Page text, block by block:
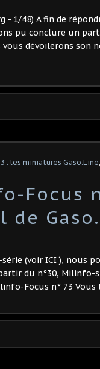
- 1/48) A fin de
pu conclure un
dévoilerons son
: les miniatures Gaso.Line
Focus
de
(voir ICI ), nous
du n°30, Milinfo-
Focus n° 73